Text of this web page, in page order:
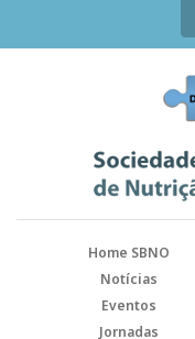
Home SBNO
Notícias
Eventos
Jornadas